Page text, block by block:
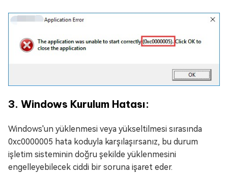
3. Windows Kurulum Hatası:
Windows'un yüklenmesi veya yükseltilmesi sırasında
0xc0000005 hata koduyla karşılaşırsanız, bu durum
işletim sisteminin doğru şekilde yüklenmesini
engelleyebilecek ciddi bir soruna işaret eder.